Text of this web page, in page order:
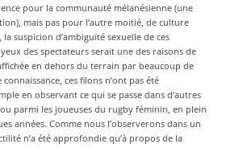
pour la communauté mélanésienne (une
mais pas pour l’autre moitié, de culture
suspicion d’ambiguïté sexuelle de ces
des spectateurs serait une des raisons de
en dehors du terrain par beaucoup de
ces filons n’ont pas été
en observant ce qui se passe dans d’autres
parmi les joueuses du rugby féminin, en plein
années. Comme nous l’observerons dans un
n’a été approfondie qu’à propos de la